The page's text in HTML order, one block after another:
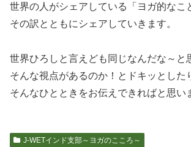
世界の人がシェアしている「ヨガ的なこ
その訳とともにシェアしていきます。
世界ひろしと言えども同じなんだな～と
そんな視点があるのか！とドキッとした
そんなひとときをお伝えできればと思い
J-WETインド支部～ヨガのこころ～